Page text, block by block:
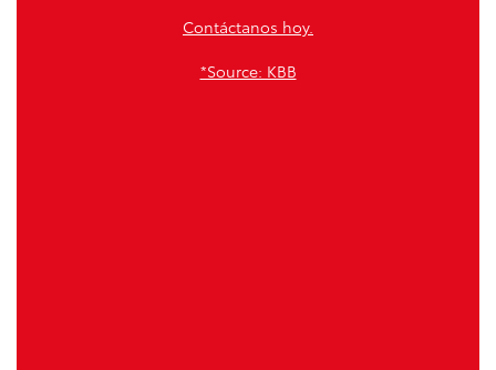
Contáctanos hoy.
*Source: KBB